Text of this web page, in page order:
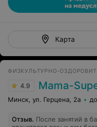
Карта
4.9 Mama-
Минск, ул. Герцена, 2а
Отзыв. После занятий в